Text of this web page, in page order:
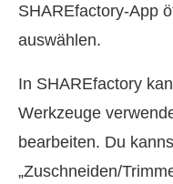
SHAREfactory‑App
auswählen.
In SHAREfactory
Werkzeuge
bearbeiten. Du
„Zuschneiden/